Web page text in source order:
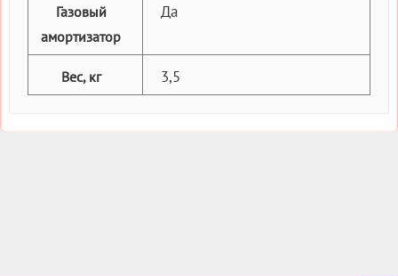
Газовый
амортизатор
Да
Вес, кг 3,5